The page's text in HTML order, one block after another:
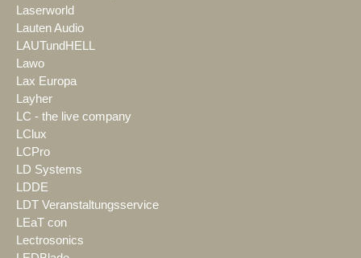
Laserworld
Lauten Audio
LAUTundHELL
Lawo
Lax Europa
Layher
LC - the live company
LClux
LCPro
LD Systems
LDDE
LDT Veranstaltungsservice
LEaT con
Lectrosonics